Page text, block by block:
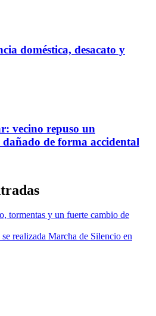
doméstica, desacato y
vecino repuso un
de forma accidental
tormentas y un fuerte cambio de
realizada Marcha de Silencio en